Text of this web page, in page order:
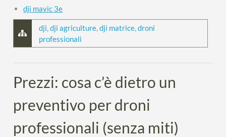
dji mavic 3e
dji,dji agriculture,dji matrice,droni
professionali
Prezzi: cosa c’è dietro un
preventivo per droni
professionali (senza miti)